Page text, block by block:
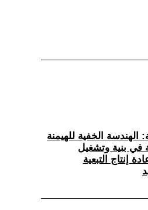
الهندسة الخفية للهيمنة
في بنية وتشغيل
إنتاج التبعية